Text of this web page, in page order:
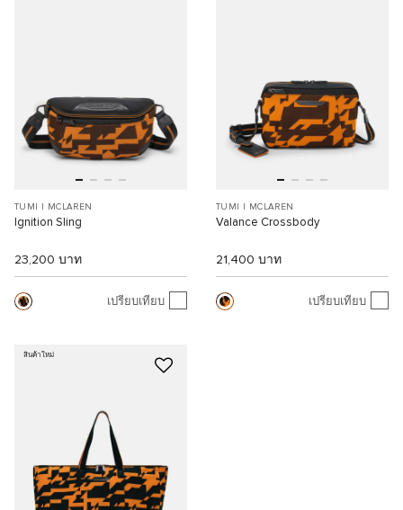
TUMI I MCLAREN
Ignition Sling
23,200 บาท
เปรียบเทียบ
TUMI I MCLAREN
Valance Crossbody
21,400 บาท
เปรียบเทียบ
สินค้าใหม่